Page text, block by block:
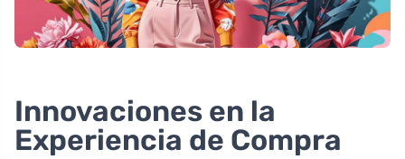
Innovaciones en la
Experiencia de Compra